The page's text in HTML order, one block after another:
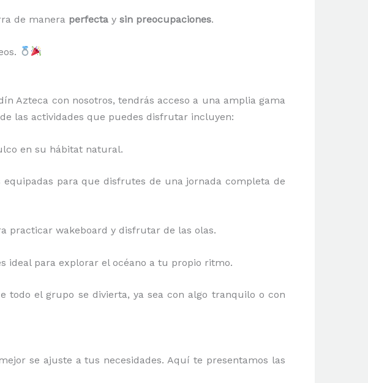
de manera perfecta y sin preocupaciones.
Azteca con nosotros, tendrás acceso a una amplia gama
las actividades que puedes disfrutar incluyen:
en su hábitat natural.
para que disfrutes de una jornada completa de
practicar wakeboard y disfrutar de las olas.
ideal para explorar el océano a tu propio ritmo.
todo el grupo se divierta, ya sea con algo tranquilo o con
se ajuste a tus necesidades. Aquí te presentamos las